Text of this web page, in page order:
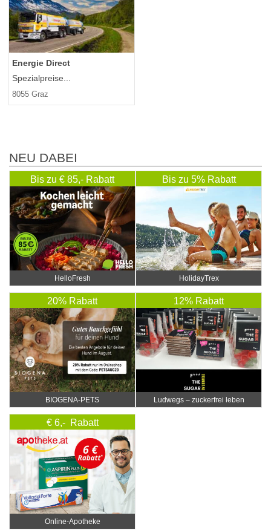
Energie Direct
Spezialpreise...
8055 Graz
NEU DABEI
Bis zu € 85,- Rabatt
HelloFresh
Bis zu 5% Rabatt
HolidayTrex
20% Rabatt
BIOGENA-PETS
12% Rabatt
Ludwegs – zuckerfrei leben
€ 6,- Rabatt
Online‑Apotheke